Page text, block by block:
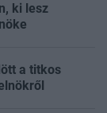
ki lesz
a titkos